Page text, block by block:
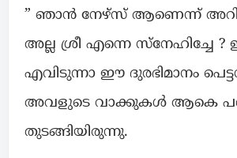
” ഞാൻ നേഴ്സ് ആണെന്ന്
അല്ല ശ്രീ എന്നെ സ്നേഹിച്ചേ ?
എവിടുന്നാ ഈ ദുരഭിമാനം
അവളുടെ വാക്കുകൾ ആകെ
തുടങ്ങിയിരുന്നു.